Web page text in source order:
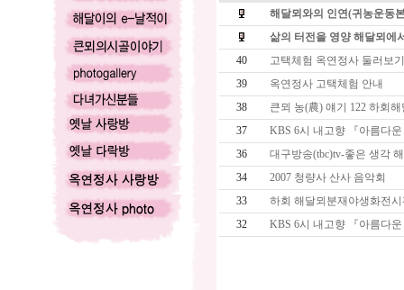
해달뫼와의 인연(귀농운동
삶의 터전을 영양 해달뫼에
40
고택체험 옥연정사 둘러보기
39
옥연정사 고택체험 안내
38
큰뫼 농(農) 얘기 122 하회
37
KBS 6시 내고향 『아름다
36
대구방송(tbc)tv-좋은 생각
34
2007 청량사 산사 음악회
33
하회 해달뫼분재야생화전
32
KBS 6시 내고향 『아름다